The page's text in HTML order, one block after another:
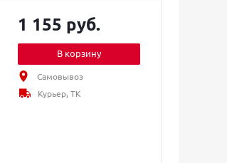
1 155 руб.
В корзину
Самовывоз
Курьер, ТК